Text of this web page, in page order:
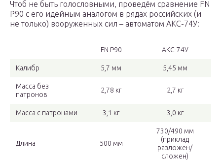
Чтоб не быть голословными, проведём сравнение FN
P90 с его идейным аналогом в рядах российских (и
не только) вооруженных сил – автоматом АКС-74У:
FN P90 АКС-74У
Калибр 5,7 мм 5,45 мм
Масса без
патронов
2,78 кг 2,7 кг
Масса с патронами 3,1 кг 3,0 кг
Длина 500 мм
730/490 мм
(приклад
разложен/
сложен)